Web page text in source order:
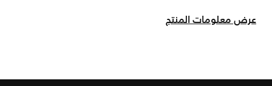
عرض معلومات المنتج